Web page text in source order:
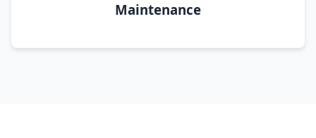
Maintenance